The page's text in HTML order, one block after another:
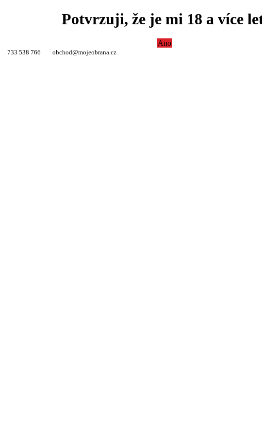
Potvrzuji, že je mi 18 a více
Ano
733 538 766 obchod@mojeobrana.cz